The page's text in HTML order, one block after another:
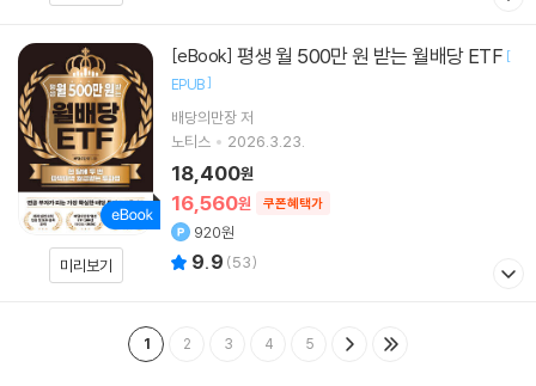
미리보기
[eBook] 평생 월 500만 원 받는 월배당 ETF [
EPUB]
배당의만장저
노티스
2026.3.23.
16,560원 쿠폰혜택가
18,400원
920원
9.9 (53)
1 2 3 4 5